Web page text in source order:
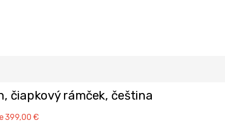
čiapkový rámček, čeština
399,00 €